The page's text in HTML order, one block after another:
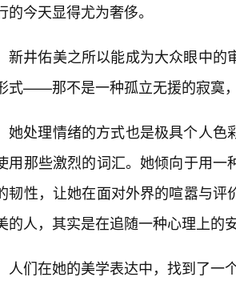
的今天显得尤为奢侈。
新井佑美之所以能成为大众眼中的
式——那不是一种孤立无援的寂寞
她处理情绪的方式也是极具个人色
用那些激烈的词汇。她倾向于用
韧性，让她在面对外界的喧嚣与
的人，其实是在追随一种心理上的
人们在她的美学表达中，找到了一